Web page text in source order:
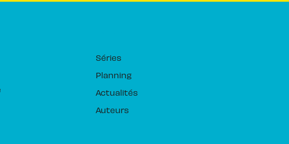
Séries
Planning
Actualités
Auteurs